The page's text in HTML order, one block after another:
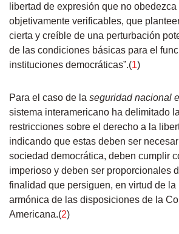
libertad de expresión que no
objetivamente verificables, que
cierta y creíble de una perturbación
de las condiciones básicas para el
instituciones democráticas”.(1)
Para el caso de la seguridad nacional
sistema interamericano ha delimitado
restricciones sobre el derecho a la
indicando que estas deben ser
sociedad democrática, deben cumplir
imperioso y deben ser proporcionales
finalidad que persiguen, en virtud de la
armónica de las disposiciones de la
Americana.(2)